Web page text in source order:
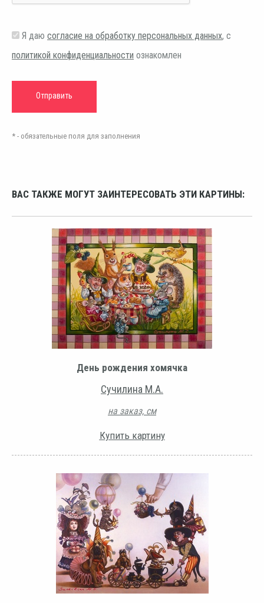
Я даю согласие на обработку персональных данных, с
политикой конфиденциальности ознакомлен
* - обязательные поля для заполнения
ВАС ТАКЖЕ МОГУТ ЗАИНТЕРЕСОВАТЬ ЭТИ КАРТИНЫ:
День рождения хомячка
Сучилина М.А.
на заказ, см
Купить картину